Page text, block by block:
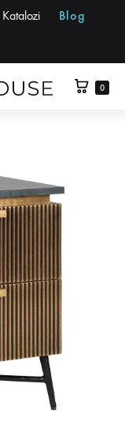
Katalozi Blog
0